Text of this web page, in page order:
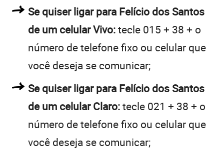
Se quiser ligar para Felício dos Santos
de um celular Vivo:tecle 015 + 38 + o
número de telefone fixo ou celular que
você deseja se comunicar;
Se quiser ligar para Felício dos Santos
de um celular Claro:tecle 021 + 38 + o
número de telefone fixo ou celular que
você deseja se comunicar;